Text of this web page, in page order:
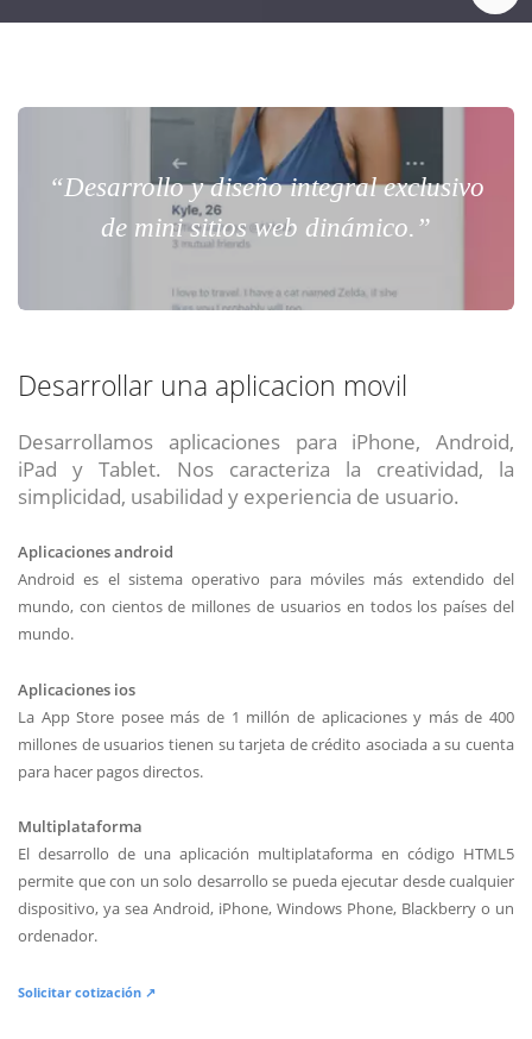
“Desarrollo y diseño integral exclusivo
de mini sitios web dinámico.”
Desarrollar una aplicacion movil
Desarrollamos aplicaciones para iPhone, Android,
iPad y Tablet. Nos caracteriza la creatividad, la
simplicidad, usabilidad y experiencia de usuario.
Aplicaciones android
Android es el sistema operativo para móviles más extendido del
mundo, con cientos de millones de usuarios en todos los países del
mundo.
Aplicaciones ios
La App Store posee más de 1 millón de aplicaciones y más de 400
millones de usuarios tienen su tarjeta de crédito asociada a su cuenta
para hacer pagos directos.
Multiplataforma
El desarrollo de una aplicación multiplataforma en código HTML5
permite que con un solo desarrollo se pueda ejecutar desde cualquier
dispositivo, ya sea Android, iPhone, Windows Phone, Blackberry o un
ordenador.
Solicitar cotización ↗